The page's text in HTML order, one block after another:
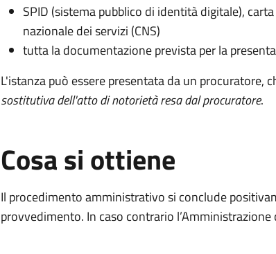
SPID (sistema pubblico di identità digitale),
nazionale dei servizi (CNS)
tutta la documentazione prevista per la
L'istanza può essere presentata da un procuratore,
sostitutiva dell'atto di notorietà resa dal procuratore.
Cosa si ottiene
Il procedimento amministrativo si conclude
provvedimento. In caso contrario